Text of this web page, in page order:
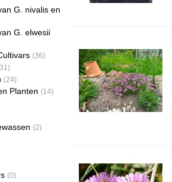
G. nivalis en
G. elwesii
(36)
(24)
Planten (14)
(2)
(0)